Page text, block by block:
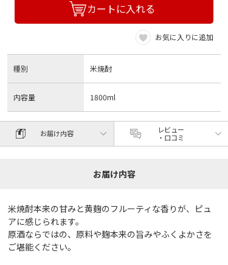
カートに入れる
お気に入りに追加
種別 米焼酎
内容量 1800ml
お届け内容
レビュー
・口コミ
お届け内容
米焼酎本来の甘みと黄麹のフルーティな香りが、ピュ
アに感じられます。
原酒ならではの、原料や麹本来の旨みやふくよかさを
ご堪能ください。